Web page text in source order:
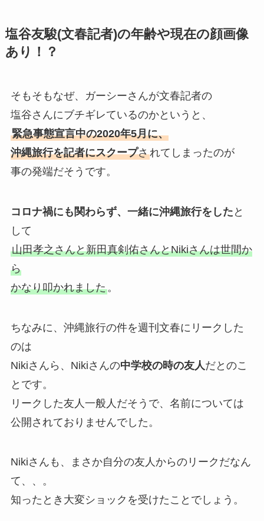
塩谷友駿(文春記者)の年齢や現在の顔画像
あり！？
そもそもなぜ、ガーシーさんが文春記者の
塩谷さんにブチギレているのかというと、
緊急事態宣言中の2020年5月に、
沖縄旅行を記者にスクープされてしまったのが
事の発端だそうです。
コロナ禍にも関わらず、一緒に沖縄旅行をした と
して
山田孝之さんと新田真剣佑さんとNikiさんは世間か
ら
かなり叩かれました。
ちなみに、沖縄旅行の件を週刊文春にリークした
のは
Nikiさんら、Nikiさんの中学校の時の友人 だとのこ
とです。
リークした友人一般人だそうで、名前については
公開されておりませんでした。
Nikiさんも、まさか自分の友人からのリークだなん
て、、。
知ったとき大変ショックを受けたことでしょう。